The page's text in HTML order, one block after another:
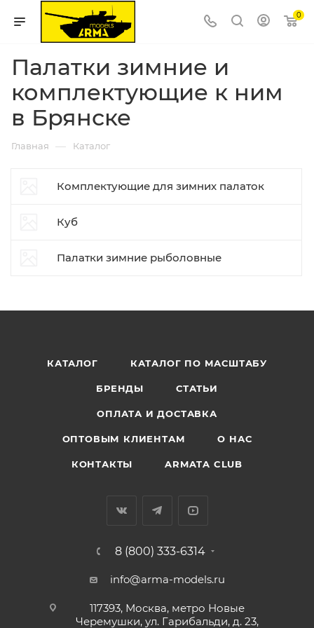
0
Палатки зимние и
комплектующие к ним
в Брянске
Главная — Каталог
Комплектующие для зимних палаток
Куб
Палатки зимние рыболовные
КАТАЛОГ КАТАЛОГ ПО МАСШТАБУ
БРЕНДЫ СТАТЬИ
ОПЛАТА И ДОСТАВКА
ОПТОВЫМ КЛИЕНТАМ О НАС
КОНТАКТЫ ARMATA CLUB
8 (800) 333-6314
info@arma-models.ru
117393, Москва, метро Новые
Черемушки, ул. Гарибальди, д. 23,